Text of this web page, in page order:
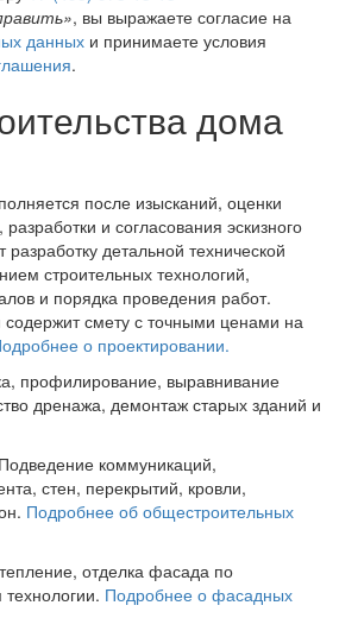
, вы выражаете согласие на
данных и принимаете условия
.
дома
после изысканий, оценки
разработки и согласования эскизного
детальной технической
строительных технологий,
и порядка проведения работ.
содержит смету с точными ценами на
о проектировании.
профилирование, выравнивание
дренажа, демонтаж старых зданий и
Подведение коммуникаций,
стен, перекрытий, кровли,
Подробнее об общестроительных
отделка фасада по
Подробнее о фасадных